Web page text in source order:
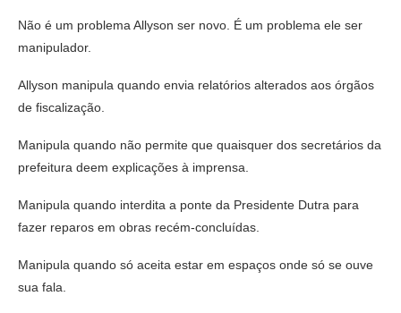
Não é um problema Allyson ser novo. É um problema ele ser
manipulador.
Allyson manipula quando envia relatórios alterados aos órgãos
de fiscalização.
Manipula quando não permite que quaisquer dos secretários da
prefeitura deem explicações à imprensa.
Manipula quando interdita a ponte da Presidente Dutra para
fazer reparos em obras recém-concluídas.
Manipula quando só aceita estar em espaços onde só se ouve
sua fala.